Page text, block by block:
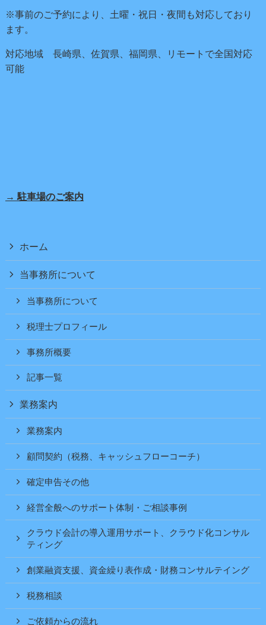
※事前のご予約により、土曜・祝日・夜間も対応しており
ます。
対応地域 長崎県、佐賀県、福岡県、リモートで全国対応
可能
→ 駐車場のご案内
ホーム
当事務所について
当事務所について
税理士プロフィール
事務所概要
記事一覧
業務案内
業務案内
顧問契約（税務、キャッシュフローコーチ）
確定申告その他
経営全般へのサポート体制・ご相談事例
クラウド会計の導入運用サポート、クラウド化コンサル
ティング
創業融資支援、資金繰り表作成・財務コンサルテイング
税務相談
ご依頼からの流れ